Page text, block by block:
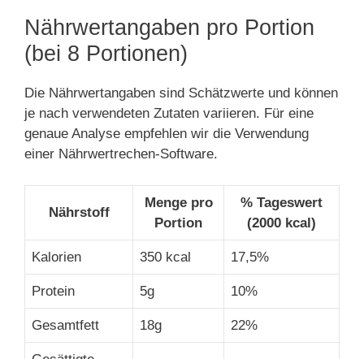
Nährwertangaben pro Portion
(bei 8 Portionen)
Die Nährwertangaben sind Schätzwerte und können
je nach verwendeten Zutaten variieren. Für eine
genaue Analyse empfehlen wir die Verwendung
einer Nährwertrechen-Software.
Nährstoff
Menge pro
Portion
% Tageswert
(2000 kcal)
Kalorien 350 kcal 17,5%
Protein 5g 10%
Gesamtfett 18g 22%